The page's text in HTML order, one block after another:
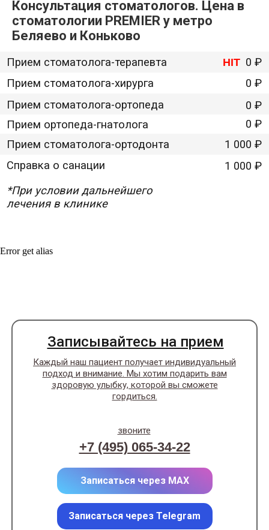
Консультация стоматологов. Цена в
стоматологии PREMIER у метро
Беляево и Коньково
Error get alias
Записаться через MAX
Записаться через Telegram
+7 (495) 065-34-22
звоните
Записывайтесь на прием
Каждый наш пациент получает индивидуальный
подход и внимание. Мы хотим подарить вам
здоровую улыбку, которой вы сможете
гордиться.